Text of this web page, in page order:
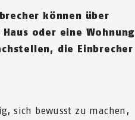
können über
oder eine Wohnung
die Einbrecher
sich bewusst zu machen,